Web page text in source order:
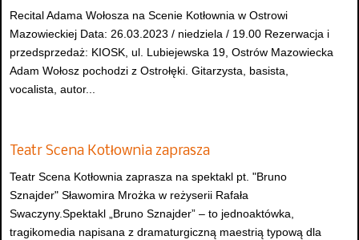
Recital Adama Wołosza na Scenie Kotłownia w Ostrowi
Mazowieckiej Data: 26.03.2023 / niedziela / 19.00 Rezerwacja i
przedsprzedaż: KIOSK, ul. Lubiejewska 19, Ostrów Mazowiecka
Adam Wołosz pochodzi z Ostrołęki. Gitarzysta, basista,
vocalista, autor...
Teatr Scena Kotłownia zaprasza
Teatr Scena Kotłownia zaprasza na spektakl pt. "Bruno
Sznajder" Sławomira Mrożka w reżyserii Rafała
Swaczyny.Spektakl „Bruno Sznajder” – to jednoaktówka,
tragikomedia napisana z dramaturgiczną maestrią typową dla